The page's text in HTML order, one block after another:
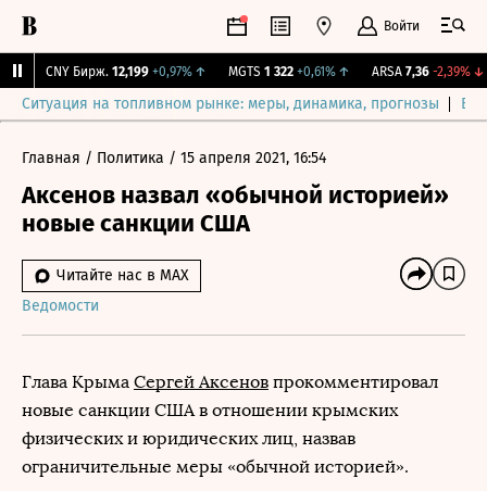
Войти
CNY Бирж. 12,199 +0,97% ↑ MGTS 1 322 +0,61% ↑ ARSA 7,36 -2,39% ↓
Ситуация на топливном рынке: меры, динамика, прогнозы
Главная / Политика / 15 апреля 2021, 16:54
Аксенов назвал «обычной историей»
новые санкции США
Ведомости
Читайте нас в MAX
Глава Крыма Сергей Аксенов прокомментировал
новые санкции США в отношении крымских
физических и юридических лиц, назвав
ограничительные меры «обычной историей».